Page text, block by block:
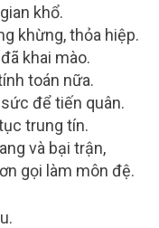
khổ.
khừng, thỏa hiệp.
khai mào.
toán nữa.
để tiến quân.
trung tín.
và bại trận,
gọi làm môn đệ.